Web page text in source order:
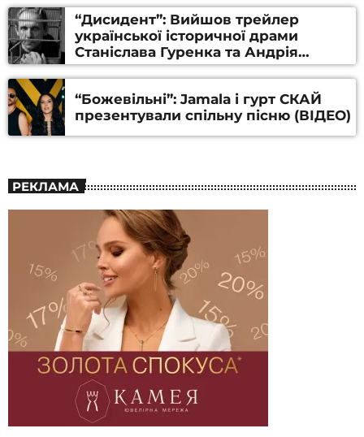
“Дисидент”: Вийшов трейлер
української історичної драми
Станіслава Гуренка та Андрія
Алфьорова (ВІДЕО)
“Божевільні”: Jamala і гурт СКАЙ
презентували спільну пісню (ВІДЕО)
РЕКЛАМА